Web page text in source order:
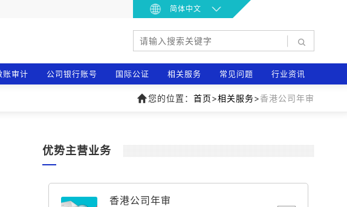
简体中文
账审计 公司银行账号 国际公证 相关服务 常见问题 行业资讯
您的位置： 首页>相关服务>香港公司年审
优势主营业务
香港公司年审